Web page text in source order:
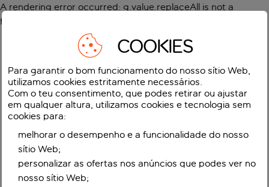
A rendering error occurred: g.value.replaceAll is not a
function
COOKIES
Para garantir o bom funcionamento do nosso sítio Web,
utilizamos cookies estritamente necessários.
Com o teu consentimento, que podes retirar ou ajustar
em qualquer altura, utilizamos cookies e tecnologia sem
cookies para:
melhorar o desempenho e a funcionalidade do nosso
sítio Web;
personalizar as ofertas nos anúncios que podes ver no
nosso sítio Web;